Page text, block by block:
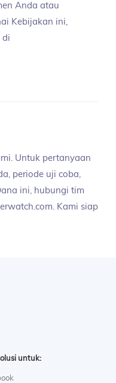
Anda atau
Kebijakan ini,
di
Untuk pertanyaan
periode uji coba,
ini, hubungi tim
Kami siap
untuk: